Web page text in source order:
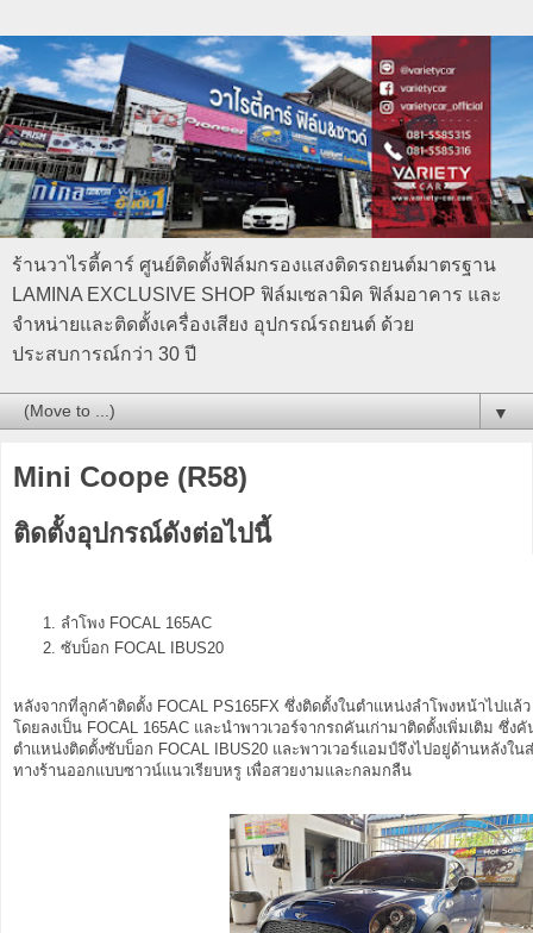
ร้านวาไรตี้คาร์ ศูนย์ติดตั้งฟิล์มกรองแสงติดรถยนต์มาตรฐาน
LAMINA EXCLUSIVE SHOP ฟิล์มเซลามิค ฟิล์มอาคาร และ
จำหน่ายและติดตั้งเครื่องเสียง อุปกรณ์รถยนต์ ด้วย
ประสบการณ์กว่า 30 ปี
▼
Mini Coope (R58)
ติดตั้งอุปกรณ์ดังต่อไปนี้
ลำโพง FOCAL 165AC
ซับบ็อก FOCAL IBUS20
หลังจากที่ลูกค้าติดตั้ง FOCAL PS165FX ซึ่งติดตั้งในตำแหน่งลำโพงหน้าไปแล้
โดยลงเป็น FOCAL 165AC และนำพาวเวอร์จากรถคันเก่ามาติดตั้งเพิ่มเติม ซึ่
ตำแหน่งติดตั้งซับบ็อก FOCAL IBUS20 และพาวเวอร์แอมป์จึงไปอยู่ด้านหลังใ
ทางร้านออกแบบซาวน์แนวเรียบหรู เพื่อสวยงามและกลมกลืน